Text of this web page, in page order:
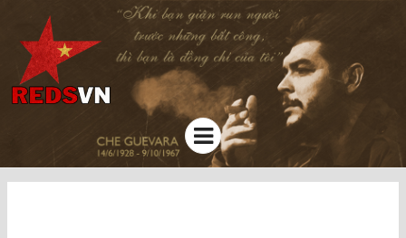
Kênh chia sẻ tri thức cộng đồng
Menu